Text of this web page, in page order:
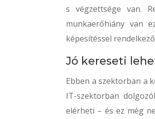
s végzettsége van.
munkaerőhiány van
képesítéssel
Jó kereseti
Ebben a szektorban a
IT-szektorban
elérheti – és ez még